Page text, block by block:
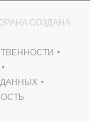
СОЗДАНА
В НОВОМ ОКНЕ))
В НОВОМ ОКНЕ))
В НОВОМ ОКНЕ))
ОКНЕ)) В